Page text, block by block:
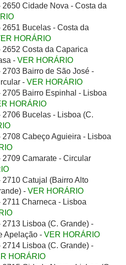
2650 Cidade Nova - Costa da
2651 Bucelas - Costa da
HORÁRIO
2652 Costa da Caparica
- VER HORÁRIO
2703 Bairro de São José -
- VER HORÁRIO
2705 Bairro Espinhal - Lisboa
HORÁRIO
2706 Bucelas - Lisboa (C.
2708 Cabeço Aguieira - Lisboa
2709 Camarate - Circular
2710 Catujal (Bairro Alto
- VER HORÁRIO
2711 Charneca - Lisboa
2713 Lisboa (C. Grande) -
Apelação - VER HORÁRIO
2714 Lisboa (C. Grande) -
HORÁRIO